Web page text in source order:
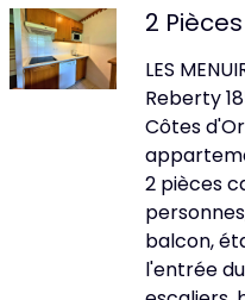
2
LES
Reberty
Côtes
2 pièces
balcon,
l'entrée